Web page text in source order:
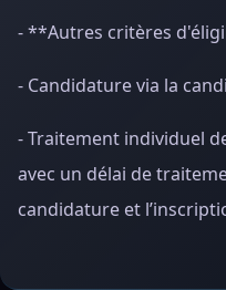
- **Autres critères
- Candidature via la
- Traitement individuel
avec un délai de
candidature et